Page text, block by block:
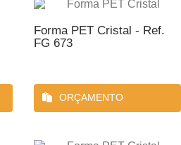
Forma PET Cristal - Ref.
FG 673
ORÇAMENTO